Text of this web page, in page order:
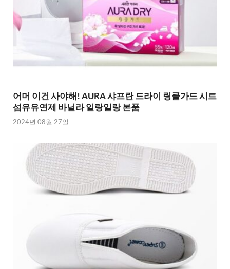
어머 이건 사야해! AURA 샤프란 드라이 링클가드 시트
섬유유연제 바닐라 일랑일랑 본품
2024년 08월 27일